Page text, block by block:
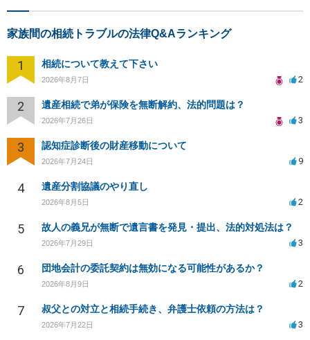
家族間の相続トラブルの法律Q&Aランキング
1 相続について教えて下さい
2026年8月7日 2
2 遺産相続で弟が保険を無断解約、法的問題は？
2026年7月26日 3
3 認知症診断後の財産移動について
2026年7月24日 9
4 遺産分割協議のやり直し
2026年8月5日 2
5 故人の義兄が無断で遺言書を発見・提出、法的対処法は？
2026年7月29日 3
6 団地会計の委託契約は無効になる可能性があるか？
2026年8月9日 2
7 叔父との対立と相続手続き、弁護士依頼の方法は？
2026年7月22日 3